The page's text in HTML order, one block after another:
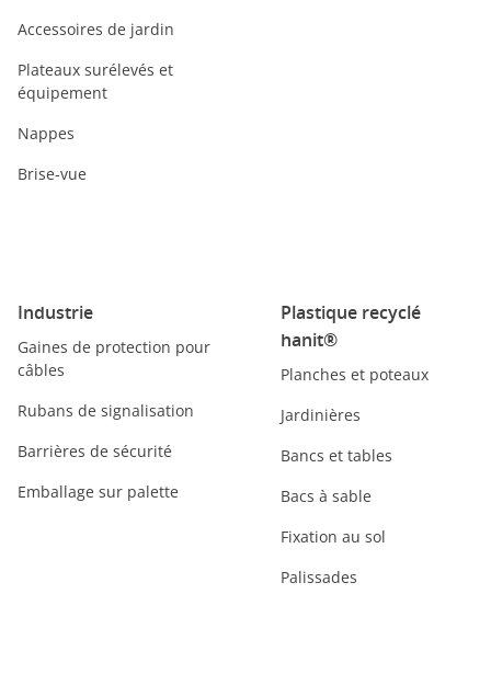
Accessoires de jardin
Plateaux surélevés et
équipement
Nappes
Brise-vue
Industrie
Gaines de protection pour
câbles
Rubans de signalisation
Barrières de sécurité
Emballage sur palette
Plastique recyclé
hanit®
Planches et poteaux
Jardinières
Bancs et tables
Bacs à sable
Fixation au sol
Palissades